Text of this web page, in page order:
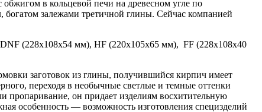
в кольцевой печи на древесном угле по
богатом залежами третичной глины. Сейчас компанией
(228x108x54 мм), HF (220x105x65 мм), FF (228x108x40
заготовок из глины, получившийся кирпич имеет
переходя в необычные светлые и темные оттенки
пропаривание, он придает изделиям восхитительную
особенность — возможность изготовления специзделий